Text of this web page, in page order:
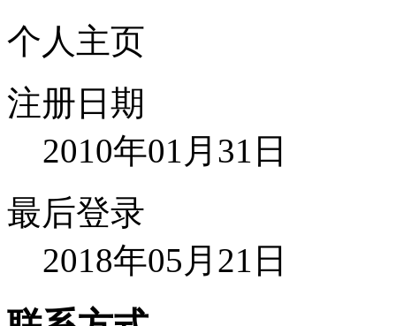
个人主页
注册日期
2010年01月31日
最后登录
2018年05月21日